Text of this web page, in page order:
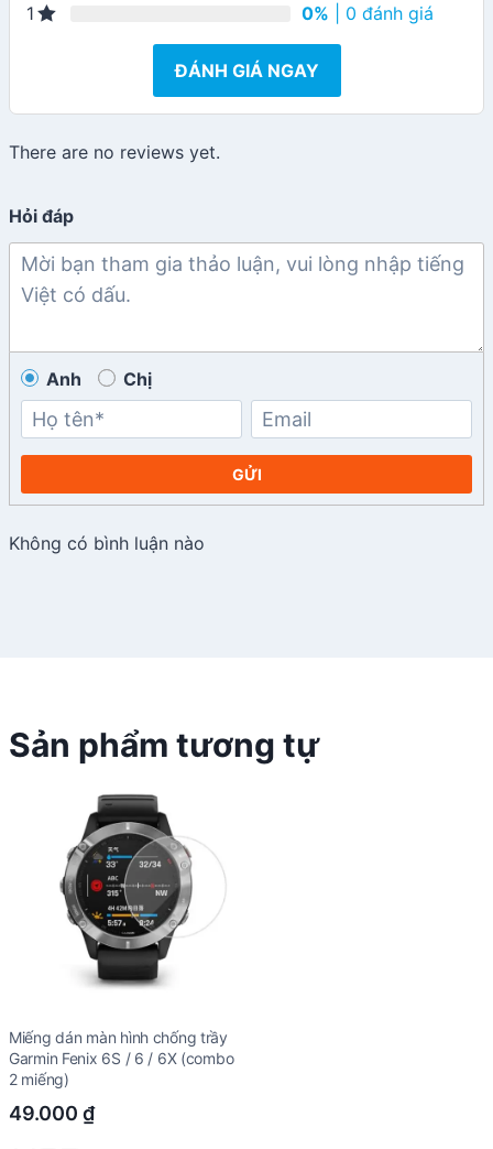
1
0% | 0 đánh giá
ĐÁNH GIÁ NGAY
There are no reviews yet.
Hỏi đáp
Anh Chị
GỬI
Không có bình luận nào
Sản phẩm tương tự
Miếng dán màn hình chống trầy
Garmin Fenix 6S / 6 / 6X (combo
2 miếng)
49.000 ₫